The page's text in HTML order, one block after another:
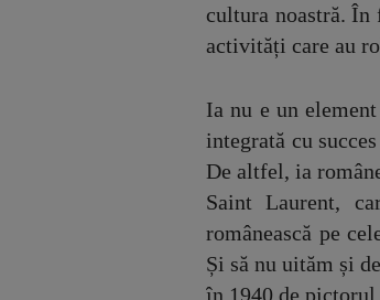
cultura noastră. În
activități care au
Ia nu e un
integrată cu
De altfel, ia
Saint Laurent,
românească pe
Și să nu uităm și
în 1940 de